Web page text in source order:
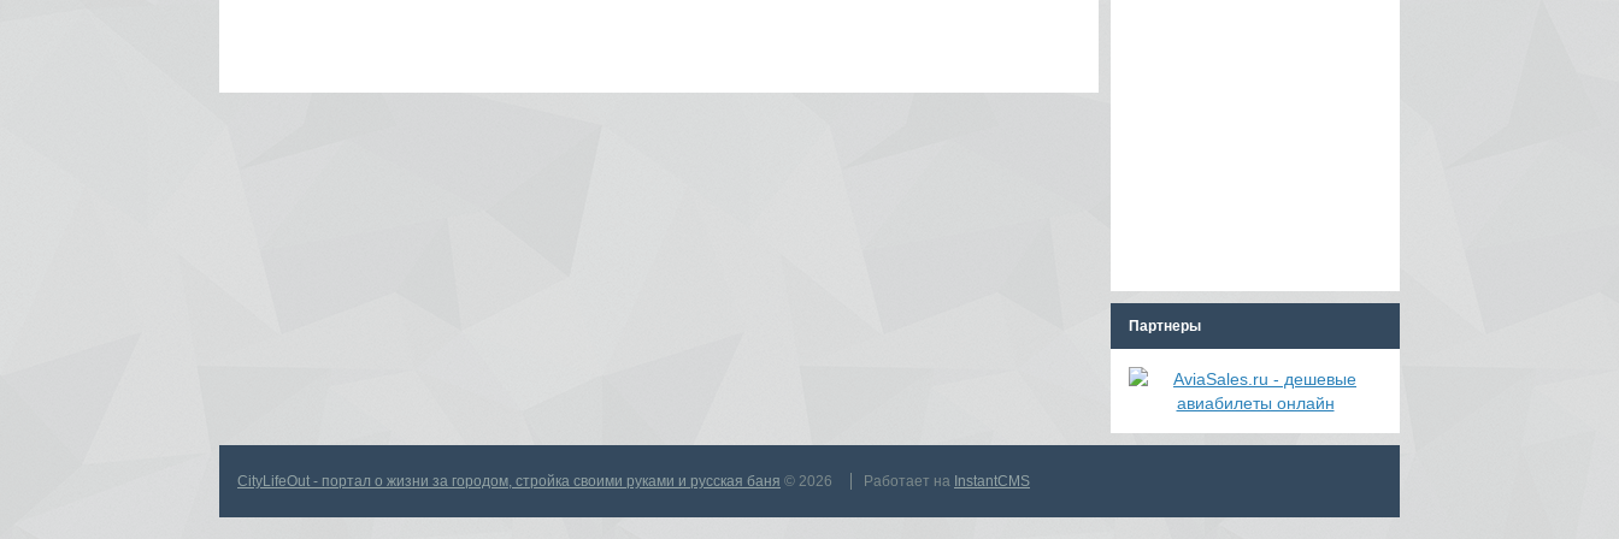
Партнеры
CityLifeOut - портал о жизни за городом, стройка своими руками и русская баня © 2026 Работает на InstantCMS